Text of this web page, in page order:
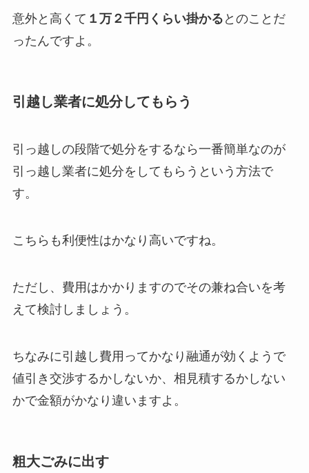
意外と高くて １万２千円くらい掛かる とのことだ
ったんですよ。
引越し業者に処分してもらう
引っ越しの段階で処分をするなら一番簡単なのが
引っ越し業者に処分をしてもらうという方法で
す。
こちらも利便性はかなり高いですね。
ただし、費用はかかりますのでその兼ね合いを考
えて検討しましょう。
ちなみに引越し費用ってかなり融通が効くようで
値引き交渉するかしないか、相見積するかしない
かで金額がかなり違いますよ。
粗大ごみに出す